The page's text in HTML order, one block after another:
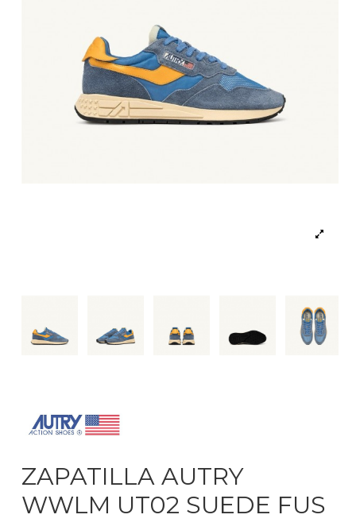
ZAPATILLA AUTRY
WWLM UT02 SUEDE FUS